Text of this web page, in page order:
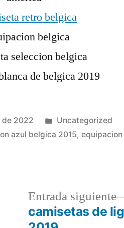
de 2022
Publicado
en
Uncategorized
azul belgica 2015,
Entrada siguiente
camisetas de